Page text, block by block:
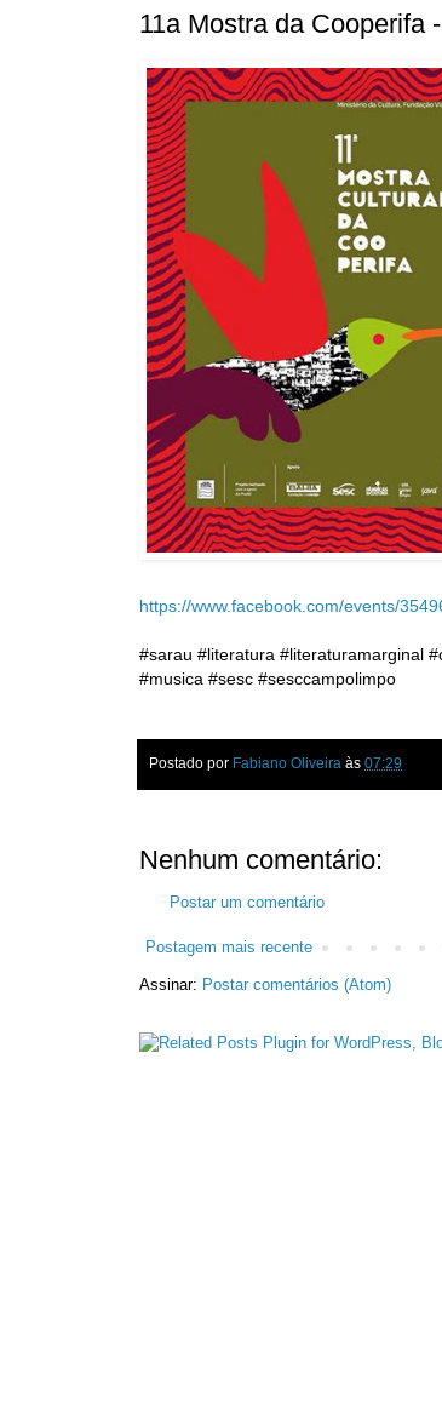
11a Mostra da Cooperifa
https://www.facebook.com/events/
#sarau #literatura #literaturamarginal
#musica #sesc #sesccampolimpo
Postado por Fabiano Oliveira às 07:29
Nenhum comentário:
Postar um comentário
Postagem mais recente
Assinar: Postar comentários (Atom)